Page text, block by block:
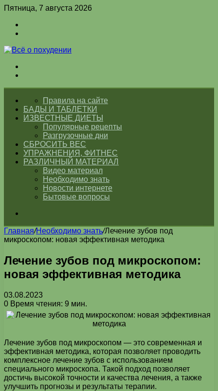
Пятница, 7 августа 2026
ГЛАВНАЯПравила на сайте
БАДЫ И ТАБЛЕТКИ
ИЗВЕСТНЫЕ ДИЕТЫ
Популярные рецепты
Разгрузочные дни
СБРОСИТЬ ВЕС
УПРАЖНЕНИЯ, ФИТНЕС
РАЗЛИЧНЫЙ МАТЕРИАЛ
Видео материал
Необходимо знать
Новости интернете
Бытовые вопросы
Главная/Необходимо знать/Лечение зубов под
микроскопом: новая эффективная методика
Лечение зубов под микроскопом:
новая эффективная методика
03.08.2023
0 Время чтения: 9 мин.
Лечение зубов под микроскопом — это современная и
эффективная методика, которая позволяет проводить
комплексное лечение зубов с использованием
специального микроскопа. Такой подход позволяет
достичь высокой точности и качества лечения, а также
улучшить прогнозы и результаты терапии.